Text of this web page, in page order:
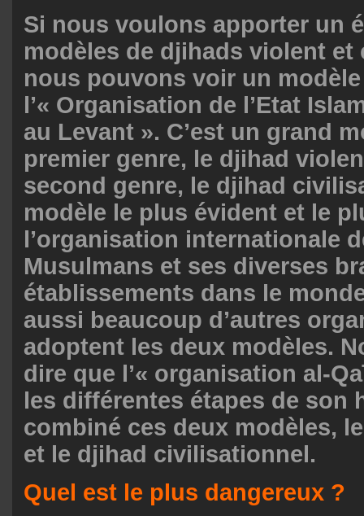
Si nous voulons apporter un
modèles de djihads violent
nous pouvons voir un
l’« Organisation de l’Etat
au Levant ». C’est un grand
premier genre, le djihad
second genre, le djihad
modèle le plus évident et le
l’organisation internationale
Musulmans et ses diverses
établissements dans le
aussi beaucoup d’autres
adoptent les deux modèles.
dire que l’« organisation al-
les différentes étapes de son
combiné ces deux modèles,
et le djihad civilisationnel.
Quel est le plus dangereux ?